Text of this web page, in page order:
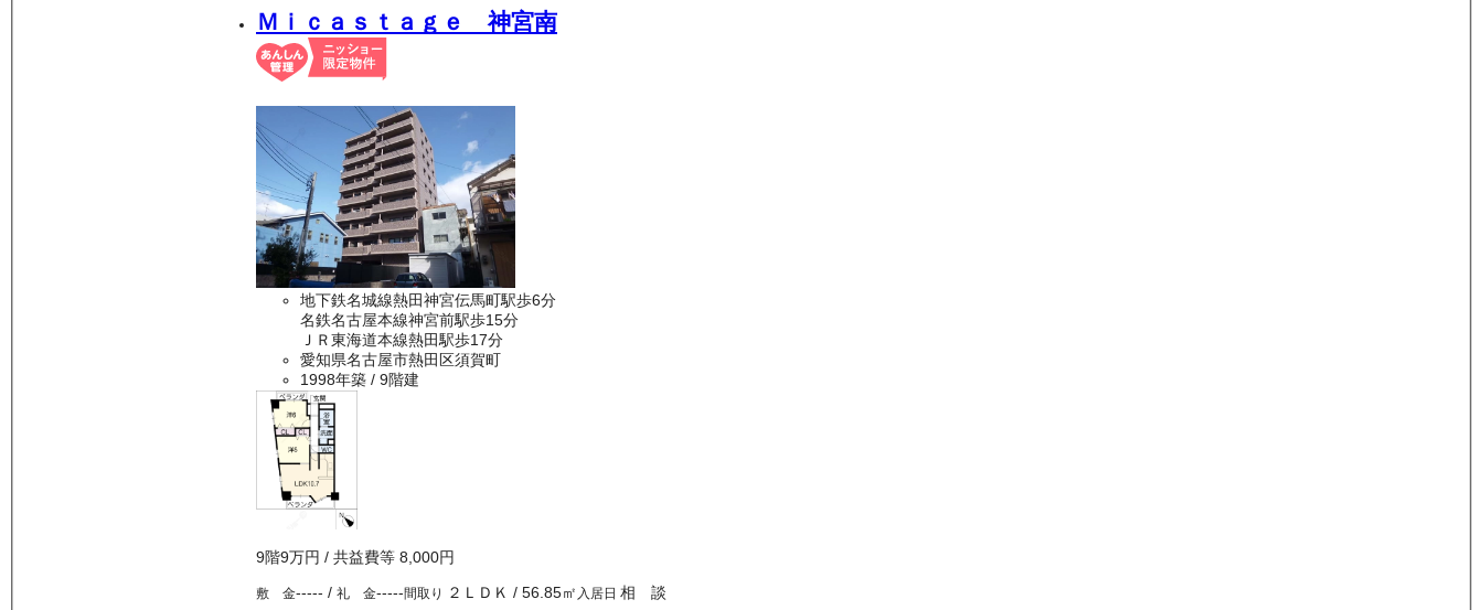
Ｍｉｃａｓｔａｇｅ 神宮南
地下鉄名城線熱田神宮伝馬町駅歩6分
名鉄名古屋本線神宮前駅歩15分
ＪＲ東海道本線熱田駅歩17分
愛知県名古屋市熱田区須賀町
1998年築 / 9階建
9階9万円 / 共益費等 8,000円
敷 金----- / 礼 金-----間取り ２ＬＤＫ / 56.85㎡ 入居日 相 談